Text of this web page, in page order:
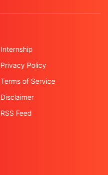
Internship
Privacy Policy
Terms of Service
Disclaimer
RSS Feed